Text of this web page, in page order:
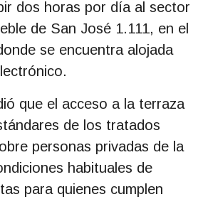
dos horas por día al sector
de San José 1.111, en el
se encuentra alojada
que el acceso a la terraza
de los tratados
personas privadas de la
habituales de
para quienes cumplen